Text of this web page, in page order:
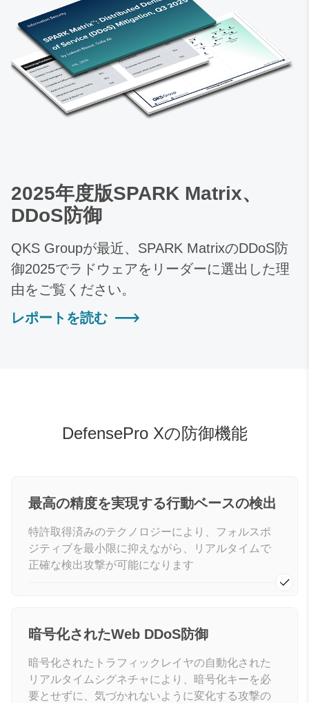
2025年度版SPARK Matrix、
DDoS防御
QKS Groupが最近、SPARK MatrixのDDoS防
御2025でラドウェアをリーダーに選出した理
由をご覧ください。
レポートを読む
DefensePro Xの防御機能
最高の精度を実現する行動ベースの検出
特許取得済みのテクノロジーにより、フォルスポ
ジティブを最小限に抑えながら、リアルタイムで
正確な検出攻撃が可能になります
暗号化されたWeb DDoS防御
暗号化されたトラフィックレイヤの自動化された
リアルタイムシグネチャにより、暗号化キーを必
要とせずに、気づかれないように変化する攻撃の